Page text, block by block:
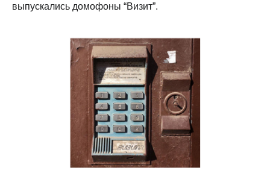
выпускались домофоны “Визит”.